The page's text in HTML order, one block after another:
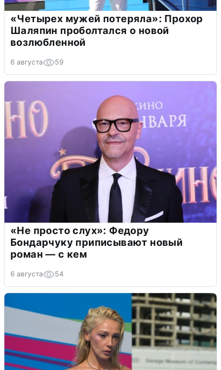
«Четырех мужей потеряла»: Прохор
Шаляпин проболтался о новой
возлюбленной
6 августа 59
«Не просто слух»: Федору
Бондарчуку приписывают новый
роман — с кем
6 августа 54